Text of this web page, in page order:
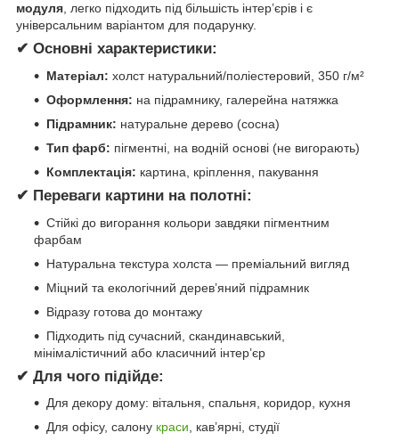
модуля , легко підходить під більшість інтер’єрів і є
універсальним варіантом для подарунку.
✔ Основні характеристики:
Матеріал: холст натуральний/поліестеровий, 350 г/м²
Оформлення: на підрамнику, галерейна натяжка
Підрамник: натуральне дерево (сосна)
Тип фарб: пігментні, на водній основі (не вигорають)
Комплектація: картина, кріплення, пакування
✔ Переваги картини на полотні:
Стійкі до вигорання кольори завдяки пігментним
фарбам
Натуральна текстура холста — преміальний вигляд
Міцний та екологічний дерев’яний підрамник
Відразу готова до монтажу
Підходить під сучасний, скандинавський,
мінімалістичний або класичний інтер’єр
✔ Для чого підійде:
Для декору дому: вітальня, спальня, коридор, кухня
Для офісу, салону краси, кав’ярні, студії